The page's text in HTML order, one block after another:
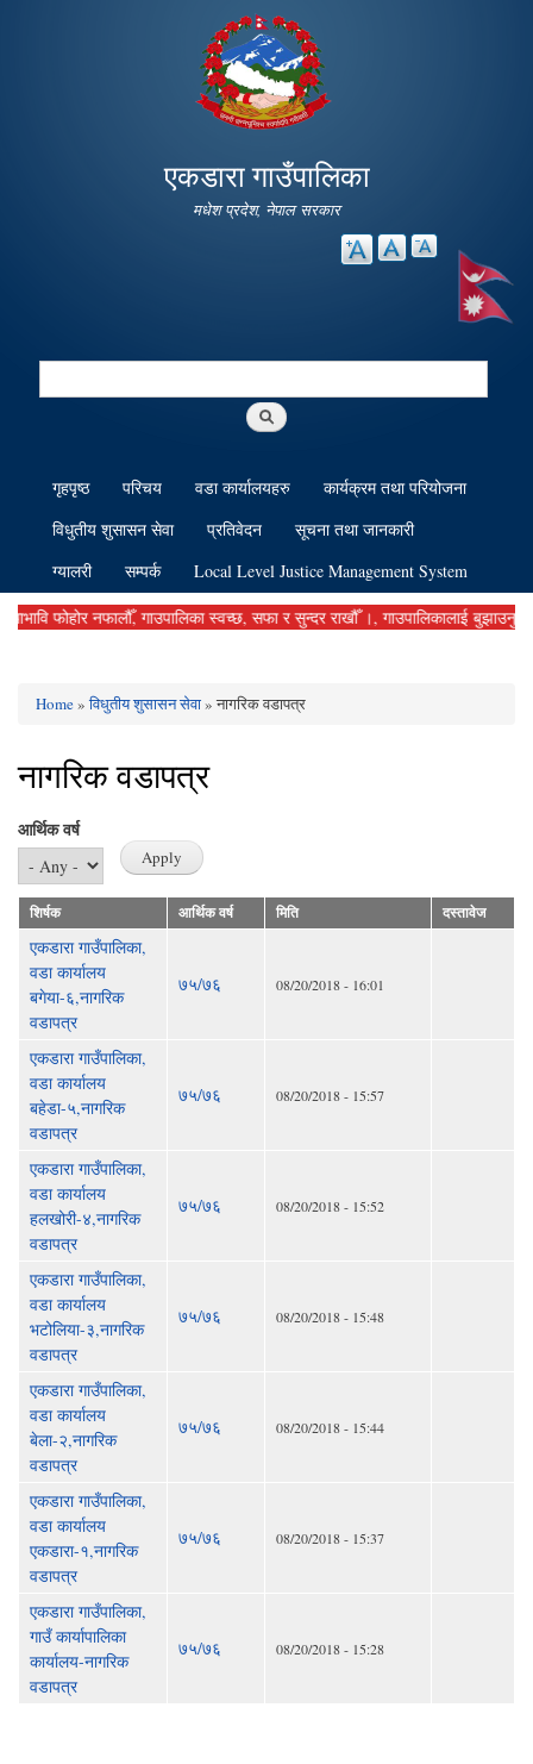
main
content
एकडारा गाउँपालिका
मधेश प्रदेश, नेपाल सरकार
Search
गृहपृष्ठ परिचय वडा कार्यालयहरु
कार्यक्रम तथा परियोजना
विधुतीय शुसासन सेवा
प्रतिवेदन
सूचना तथा जानकारी
ग्यालरी
सम्पर्क Local Level Justice Management System
फोहोर नफालौँ, गाउपालिका स्वच्छ, सफा र सुन्दर राखौँ ।, गाउपालिकालाई बुझाउनु पर्ने
You are here
Home»विधुतीय शुसासन सेवा» नागरिक वडापत्र
नागरिक वडापत्र
आर्थिक वर्ष
शिर्षक आर्थिक वर्ष मिति दस्तावेज
एकडारा गाउँपालिका,
वडा कार्यालय
बगेया-६,नागरिक
वडापत्र
७५/७६ 08/20/2018 - 16:01
एकडारा गाउँपालिका,
वडा कार्यालय
बहेडा-५,नागरिक
वडापत्र
७५/७६ 08/20/2018 - 15:57
एकडारा गाउँपालिका,
वडा कार्यालय
हलखोरी-४,नागरिक
वडापत्र
७५/७६ 08/20/2018 - 15:52
एकडारा गाउँपालिका,
वडा कार्यालय
भटोलिया-३,नागरिक
वडापत्र
७५/७६ 08/20/2018 - 15:48
एकडारा गाउँपालिका,
वडा कार्यालय
बेला-२,नागरिक
वडापत्र
७५/७६ 08/20/2018 - 15:44
एकडारा गाउँपालिका,
वडा कार्यालय
एकडारा-१,नागरिक
वडापत्र
७५/७६ 08/20/2018 - 15:37
एकडारा गाउँपालिका,
गाउँ कार्यापालिका
कार्यालय-नागरिक
वडापत्र
७५/७६ 08/20/2018 - 15:28